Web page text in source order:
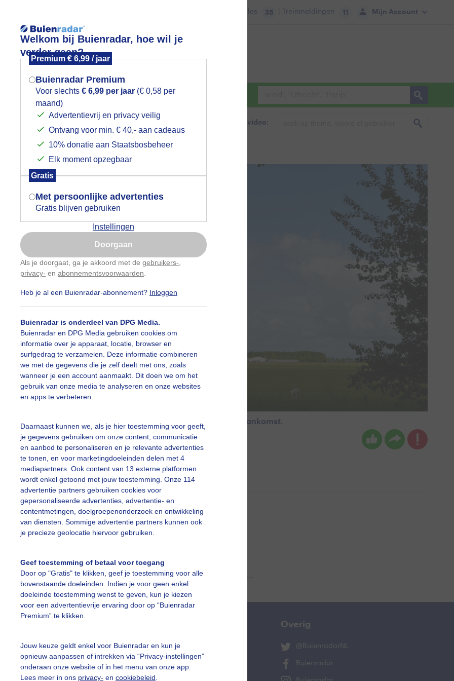
Welkom bij Buienradar, hoe wil je
verder gaan?
Premium € 6,99 / jaar
Buienradar Premium
Voor slechts € 6,99 per jaar (€ 0,58 per
maand)
Advertentievrij en privacy veilig
Ontvang voor min. € 40,- aan cadeaus
10% donatie aan Staatsbosbeheer
Elk moment opzegbaar
Gratis
Met persoonlijke advertenties
Gratis blijven gebruiken
Instellingen
Doorgaan
Als je doorgaat, ga je akkoord met de gebruikers-
privacy- en abonnementsvoorwaarden
Heb je al een Buienradar-abonnement? Inloggen
Buienradar is onderdeel van DPG Media.
Buienradar en DPG Media gebruiken cookies om
informatie over je apparaat, locatie, browser en
surfgedrag te verzamelen. Deze informatie combineren
we met de gegevens die je zelf deelt met ons, zoals
wanneer je een account aanmaakt. Dit doen we om het
gebruik van onze media te analyseren en onze websites
en apps te verbeteren.
Daarnaast kunnen we, als je hier toestemming voor geeft,
je gegevens gebruiken om onze content, communicatie
en aanbod te personaliseren en je relevante advertenties
te tonen, en voor marketingdoeleinden delen met 4
mediapartners. Ook content van 13 externe platformen
wordt enkel getoond met jouw toestemming. Onze 114
advertentie partners gebruiken cookies voor
gepersonaliseerde advertenties, advertentie- en
contentmetingen, doelgroepenonderzoek en ontwikkeling
van diensten. Sommige advertentie partners kunnen ook
je precieze geolocatie hiervoor gebruiken.
Geef toestemming of betaal voor toegang
Door op "Gratis" te klikken, geef je toestemming voor alle
bovenstaande doeleinden. Indien je voor geen enkel
doeleinde toestemming wenst te geven, kun je kiezen
voor een advertentievrije ervaring door op “Buienradar
Premium” te klikken.
Jouw keuze geldt enkel voor Buienradar en kun je
opnieuw aanpassen of intrekken via “Privacy-instellingen”
onderaan onze website of in het menu van onze app.
Lees meer in ons privacy- en cookiebeleid
Mijn Account
Files 35 | Treinmeldingen 11
Foto en video Weerzine
Zoeken in foto & video:
in Andijk. Na een korte opklaring is de volgende bui in aankomst.
Corinne de Kroon Gemaakt: 13-05-2026, 21x bekeken
Regen Wolken
slideshow
Een moment geduld aub...
vragen
De Bilt
Overig
@BuienradarNL
Buienradar
Mogen we je locatie gebruiken voor
het weer?
Indien je hier nog geen akkoord op hebt
gegeven, verschijnt er zo een pop-up uit
je browser waarin deze toestemming
gevraagd wordt.
Is goed, toon de popup
Nu niet, misschien later
Gebruik je Safari en wil je niet elke dag deze pop-up
Klikhierom dit aan te passen